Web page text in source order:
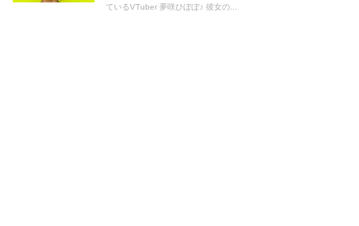
ているVTuber 夢咲ひぽぽ♪ 彼女の...